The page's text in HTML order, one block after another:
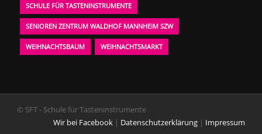
SCHULE FÜR TASTENINSTRUMENTE
SENIOREN ZENTRUM WALDHOF MANNHEIM SZW
WEIHNACHTSBAUM WEIHNACHTSMARKT
© SFT - Schule für Tasteninstrumente
Wir bei Facebook | Datenschutzerklärung | Impressum